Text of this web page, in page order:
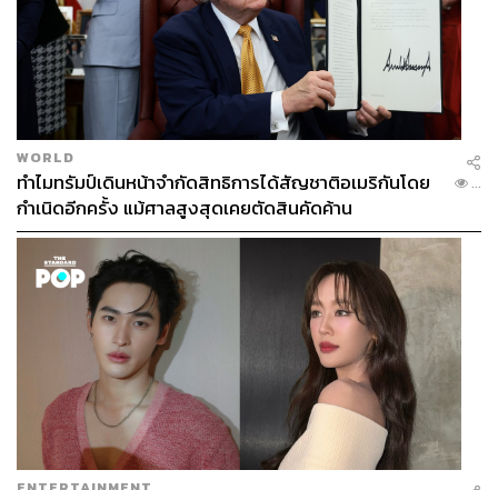
WORLD
ทำไมทรัมป์เดินหน้าจำกัดสิทธิการได้สัญชาติอเมริกันโดย
กำเนิดอีกครั้ง แม้ศาลสูงสุดเคยตัดสินคัดค้าน
...